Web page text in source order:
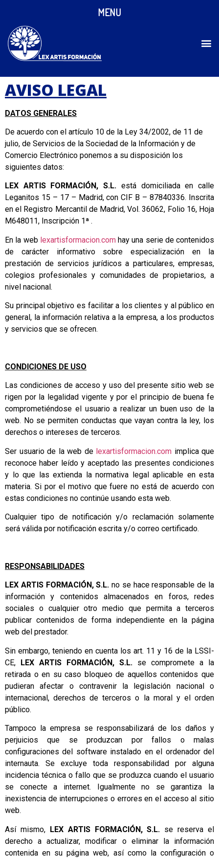
AVISO LEGAL
DATOS GENERALES
De acuerdo con el artículo 10 de la Ley 34/2002, de 11 de
julio, de Servicios de la Sociedad de la Información y de
Comercio Electrónico ponemos a su disposición los
siguientes datos:
LEX ARTIS FORMACIÓN, S.L. está domiciliada en calle
Leganitos 15 – 17 – Madrid, con CIF B – 87840336. Inscrita
en el Registro Mercantil de Madrid, Vol. 36062, Folio 16, Hoja
M648011, Inscripción 1ª .
En la web lexartisformacion.comhay una serie de contenidos
de carácter informativo sobre especialización en la
prestación de servicios jurídicos a particulares, empresas,
colegios profesionales y comunidades de propietarios, a
nivel nacional.
Su principal objetivo es facilitar a los clientes y al público en
general, la información relativa a la empresa, a los productos
y servicios que se ofrecen.
CONDICIONES DE USO
Las condiciones de acceso y uso del presente sitio web se
rigen por la legalidad vigente y por el principio de buena fe
comprometiéndose el usuario a realizar un buen uso de la
web. No se permiten conductas que vayan contra la ley, los
derechos o intereses de terceros.
Ser usuario de la web de lexartisformacion.com implica que
reconoce haber leído y aceptado las presentes condiciones
y lo que las extienda la normativa legal aplicable en esta
materia. Si por el motivo que fuere no está de acuerdo con
estas condiciones no continúe usando esta web.
Cualquier tipo de notificación y/o reclamación solamente
será válida por notificación escrita y/o correo certificado.
RESPONSABILIDADES
LEX ARTIS FORMACIÓN, S.L. no se hace responsable de la
información y contenidos almacenados en foros, redes
sociales o cualquier otro medio que permita a terceros
publicar contenidos de forma independiente en la página
web del prestador.
Sin embargo, teniendo en cuenta los art. 11 y 16 de la LSSI-
CE, LEX ARTIS FORMACIÓN, S.L. se compromete a la
retirada o en su caso bloqueo de aquellos contenidos que
pudieran afectar o contravenir la legislación nacional o
internacional, derechos de terceros o la moral y el orden
público.
Tampoco la empresa se responsabilizará de los daños y
perjuicios que se produzcan por fallos o malas
configuraciones del software instalado en el ordenador del
internauta. Se excluye toda responsabilidad por alguna
incidencia técnica o fallo que se produzca cuando el usuario
se conecte a internet. Igualmente no se garantiza la
inexistencia de interrupciones o errores en el acceso al sitio
web.
Así mismo, LEX ARTIS FORMACIÓN, S.L. se reserva el
derecho a actualizar, modificar o eliminar la información
contenida en su página web, así como la configuración o
MENU